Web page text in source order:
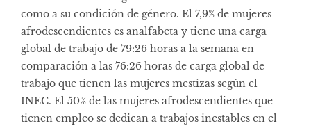
como a su condición de género. El 7,9% de mujeres
afrodescendientes es analfabeta y tiene una carga
global de trabajo de 79:26 horas a la semana en
comparación a las 76:26 horas de carga global de
trabajo que tienen las mujeres mestizas según el
INEC. El 50% de las mujeres afrodescendientes que
tienen empleo se dedican a trabajos inestables en el